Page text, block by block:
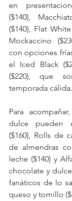
en
($140),
($140), Flat
Mockaccino
con opciones
el Iced Black
($220), que
temporada cálida.
Para
dulce pueden
($160), Rolls de
de almendras
leche ($140) y
chocolate y
fanáticos de lo
queso y tomillo